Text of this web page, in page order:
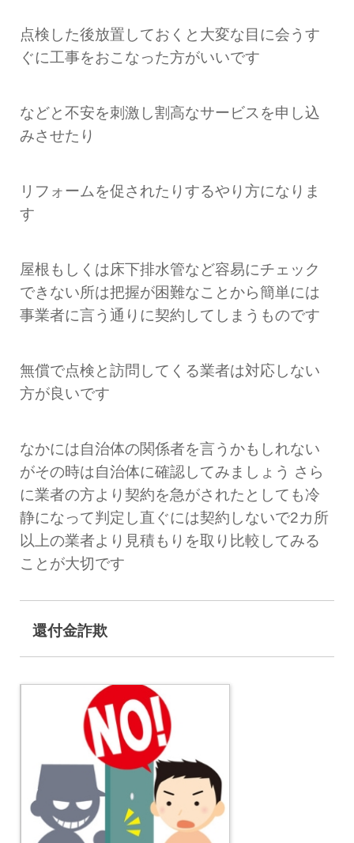
点検した後放置しておくと大変な目に会うす
ぐに工事をおこなった方がいいです
などと不安を刺激し割高なサービスを申し込
みさせたり
リフォームを促されたりするやり方になりま
す
屋根もしくは床下排水管など容易にチェック
できない所は把握が困難なことから簡単には
事業者に言う通りに契約してしまうものです
無償で点検と訪問してくる業者は対応しない
方が良いです
なかには自治体の関係者を言うかもしれない
がその時は自治体に確認してみましょう さら
に業者の方より契約を急がされたとしても冷
静になって判定し直ぐには契約しないで2カ所
以上の業者より見積もりを取り比較してみる
ことが大切です
還付金詐欺